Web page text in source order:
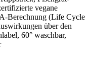
vegane
Berechnung (Life Cycle
über den
60° waschbar,